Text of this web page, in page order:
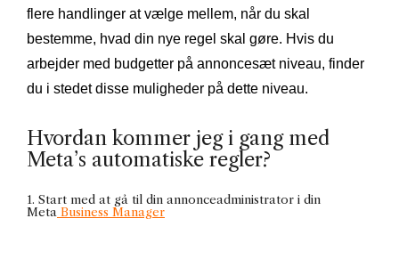
flere handlinger at vælge mellem, når du skal
bestemme, hvad din nye regel skal gøre. Hvis du
arbejder med budgetter på annoncesæt niveau, finder
du i stedet disse muligheder på dette niveau.
Hvordan kommer jeg i gang med
Meta’s automatiske regler?
1. Start med at gå til din annonceadministrator i din
Meta Business Manager